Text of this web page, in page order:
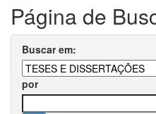
Página de
Buscar em:
por